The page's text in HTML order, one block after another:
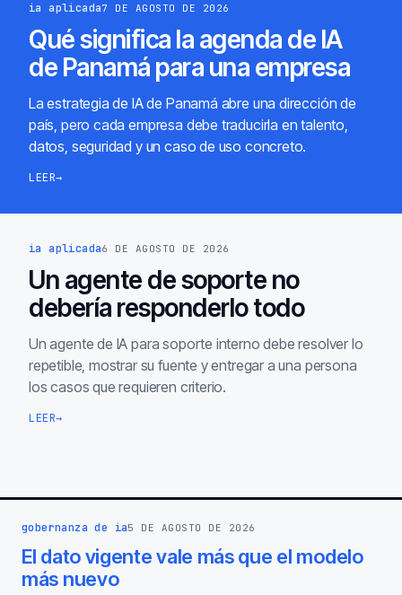
ia aplicada7 DE AGOSTO DE 2026
Qué significa la agenda de IA
de Panamá para una empresa
La estrategia de IA de Panamá abre una dirección de
país, pero cada empresa debe traducirla en talento,
datos, seguridad y un caso de uso concreto.
LEER→
ia aplicada6 DE AGOSTO DE 2026
Un agente de soporte no
debería responderlo todo
Un agente de IA para soporte interno debe resolver lo
repetible, mostrar su fuente y entregar a una persona
los casos que requieren criterio.
LEER→
gobernanza de ia5 DE AGOSTO DE 2026
El dato vigente vale más que el modelo
más nuevo